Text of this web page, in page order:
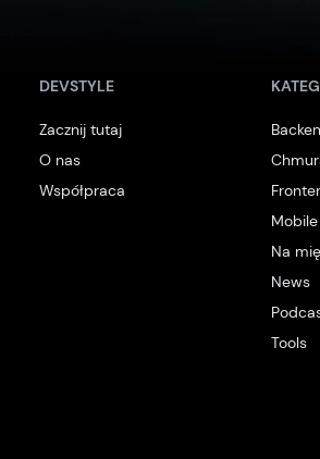
DEVSTYLE
Zacznij tutaj
O nas
Współpraca
Mobile
Na
News
Tools